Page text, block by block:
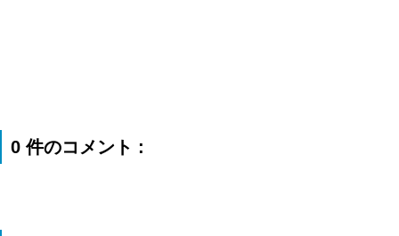
0 件のコメント :